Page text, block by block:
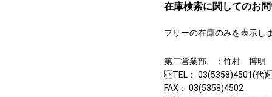
在庫検索に関してのお
フリーの在庫のみを表示し
第二営業部 ：竹村 博明
TEL： 03(5358)4501(代
FAX： 03(5358)4502